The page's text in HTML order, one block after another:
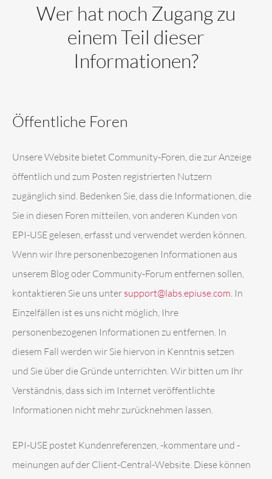
Wer hat noch Zugang zu
einem Teil dieser
Informationen?
Öffentliche Foren
Unsere Website bietet Community-Foren, die zur Anzeige
öffentlich und zum Posten registrierten Nutzern
zugänglich sind. Bedenken Sie, dass die Informationen, die
Sie in diesen Foren mitteilen, von anderen Kunden von
EPI-USE gelesen, erfasst und verwendet werden können.
Wenn wir Ihre personenbezogenen Informationen aus
unserem Blog oder Community-Forum entfernen sollen,
kontaktieren Sie uns unter support@labs.epiuse.com . In
Einzelfällen ist es uns nicht möglich, Ihre
personenbezogenen Informationen zu entfernen. In
diesem Fall werden wir Sie hiervon in Kenntnis setzen
und Sie über die Gründe unterrichten. Wir bitten um Ihr
Verständnis, dass sich im Internet veröffentlichte
Informationen nicht mehr zurücknehmen lassen.
EPI-USE postet Kundenreferenzen, -kommentare und -
meinungen auf der Client-Central-Website. Diese können